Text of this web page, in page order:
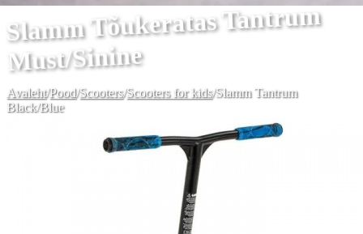
Slamm Tõukeratas Tantrum
Must/Sinine
Avaleht/Pood/Scooters/Scooters for kids/Slamm Tantrum
Black/Blue